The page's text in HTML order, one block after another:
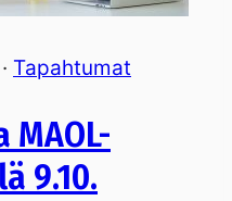
· Tapahtumat
9.10.